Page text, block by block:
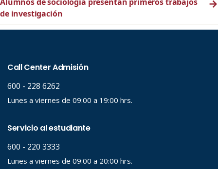
de investigación
→